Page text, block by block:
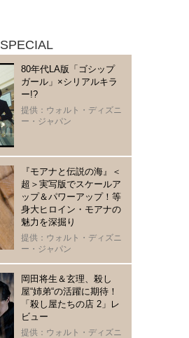
SPECIAL
80年代LA版「ゴシップ
ガール」×シリアルキラ
ー!?
提供：ウォルト・ディズニ
ー・ジャパン
『モアナと伝説の海』＜
超＞実写版でスケールア
ップ＆パワーアップ！等
身大ヒロイン・モアナの
魅力を深掘り
提供：ウォルト・ディズニ
ー・ジャパン
岡田将生＆玄理、殺し
屋“姉弟“の活躍に期待！
「殺し屋たちの店 2」レ
ビュー
提供：ウォルト・ディズニ